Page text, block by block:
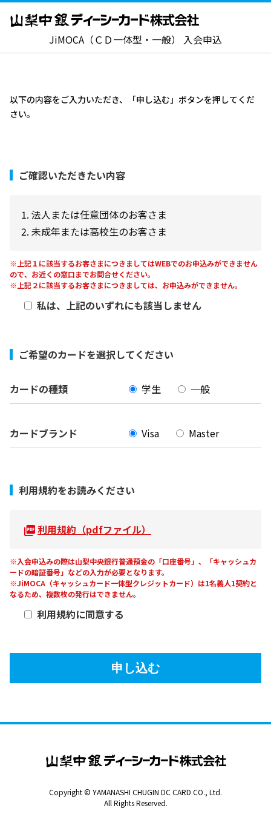
JiMOCA（ＣＤ一体型・一般） 入会申込
以下の内容をご入力いただき、「申し込む」ボタンを押してくだ
さい。
ご確認いただきたい内容
法人または任意団体のお客さま
未成年または高校生のお客さま
※上記１に該当するお客さまにつきましてはWEBでのお申込みができません
ので、お近くの窓口までお問合せください。
※上記２に該当するお客さまにつきましては、お申込みができません。
私は、上記のいずれにも該当しません
ご希望のカードを選択してください
カードの種類 学生 一般
カードブランド Visa Master
利用規約をお読みください
利用規約（pdfファイル）
※入会申込みの際は山梨中央銀行普通預金の「口座番号」、「キャッシュカ
ードの暗証番号」などの入力が必要となります。
※JiMOCA（キャッシュカード一体型クレジットカード）は1名義人1契約と
なるため、複数枚の発行はできません。
利用規約に同意する
申し込む
Copyright © YAMANASHI CHUGIN DC CARD CO., Ltd.
All Rights Reserved.